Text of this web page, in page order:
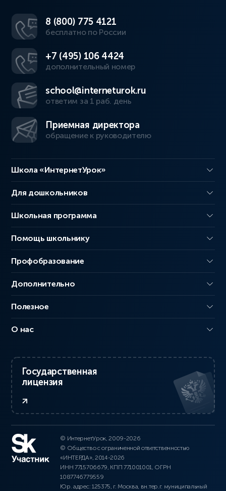
8 (800) 775 4121
бесплатно по России
+7 (495) 106 4424
дополнительный номер
school@interneturok.ru
ответим за 1 раб. день
Приемная директора
обращение к руководителю
Школа «ИнтернетУрок»
Для дошкольников
Школьная программа
Помощь школьнику
Профобразование
Дополнительно
Полезное
О нас
Государственная
лицензия
© ИнтернетУрок, 2009-2026
© Общество с ограниченной ответственностью
«ИНТЕРДА», 2014-2026
ИНН 7715706679, КПП 771001001, ОГРН
1087746779559
Юр. адрес: 125375, г. Москва, вн.тер.г. муниципальный